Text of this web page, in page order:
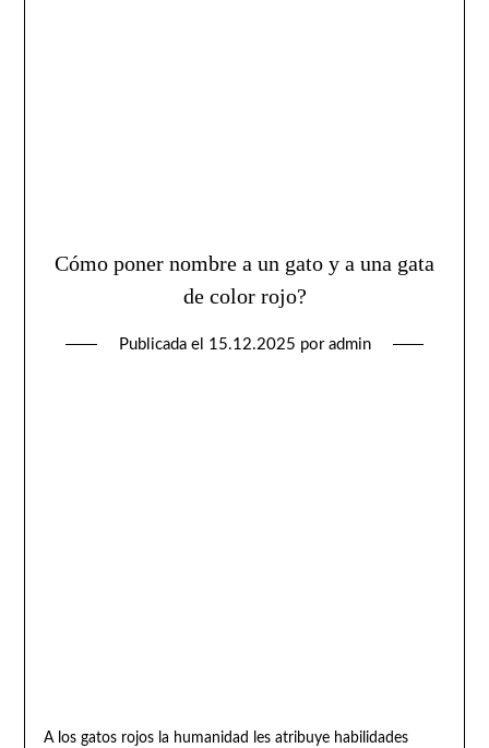
Cómo poner nombre a un gato y a una gata
de color rojo?
Publicada el 15.12.2025 por admin
A los gatos rojos la humanidad les atribuye habilidades